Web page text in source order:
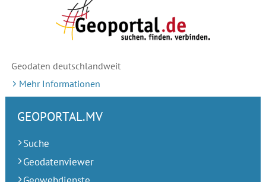
Geodaten deutschlandweit
Mehr Informationen
GEOPORTAL.MV
Suche
Geodatenviewer